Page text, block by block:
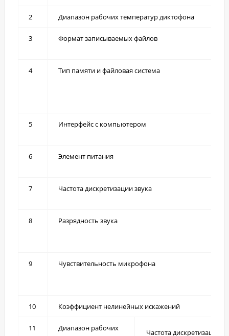
2 Диапазон рабочих температур диктофона
3 Формат записываемых файлов
4 Тип памяти и файловая система
5 Интерфейс с компьютером
6 Элемент питания
7 Частота дискретизации звука
8 Разрядность звука
9 Чувствительность микрофона
10 Коэффициент нелинейных искажений
11
Диапазон рабочих
Частота дискретизации